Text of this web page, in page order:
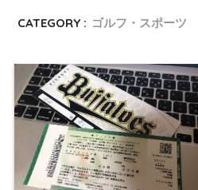
CATEGORY : ゴルフ・スポーツ